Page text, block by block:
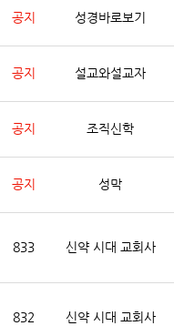
공지 성경바로보기
공지 설교와설교자
공지 조직신학
공지 성막
833 신약 시대 교회사
832 신약 시대 교회사